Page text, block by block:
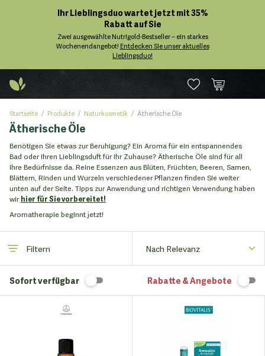
Ihr Lieblingsduo wartet jetzt mit 35%
Rabatt auf Sie
Zwei ausgewählte Nutrigold-Bestseller – ein starkes
Wochenendangebot! Entdecken Sie unser aktuelles
Lieblingsduo!
Startseite Produkte Naturkosmetik Ätherische Öle
Ätherische Öle
Benötigen Sie etwas zur Beruhigung? Ein Aroma für ein entspannendes
Bad oder Ihren Lieblingsduft für Ihr Zuhause? Ätherische Öle sind für all
Ihre Bedürfnisse da. Reine Essenzen aus Blüten, Früchten, Beeren, Samen,
Blättern, Rinden und Wurzeln verschiedener Pflanzen finden Sie weiter
unten auf der Seite. Tipps zur Anwendung und richtigen Verwendung haben
wirhier für Sie vorbereitet!
Aromatherapie beginnt jetzt!
Filtern
Sofort verfügbar Rabatte & Angebote